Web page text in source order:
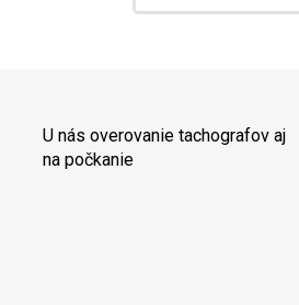
U nás overovanie tachografov aj
na počkanie